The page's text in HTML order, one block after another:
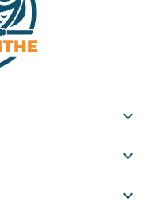
keyboard_arrow_down

